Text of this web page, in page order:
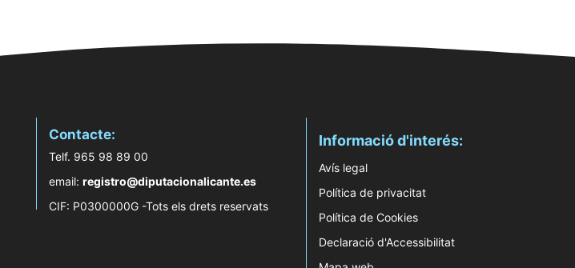
Contacte:
Telf. 965 98 89 00
email: registro@diputacionalicante.es
CIF: P0300000G -Tots els drets reservats
Informació d'interés:
Avís legal
Política de privacitat
Política de Cookies
Declaració d'Accessibilitat